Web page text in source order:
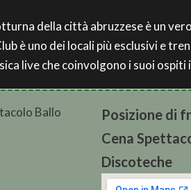
della città abruzzese è un
è uno dei locali più esclusivi e
live che coinvolgono i suoi
Posizione di
Cena
Discoteche